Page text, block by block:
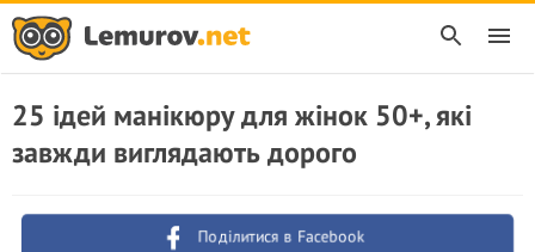
25 ідей манікюру для жінок 50+, які
завжди виглядають дорого
Поділитися в Facebook